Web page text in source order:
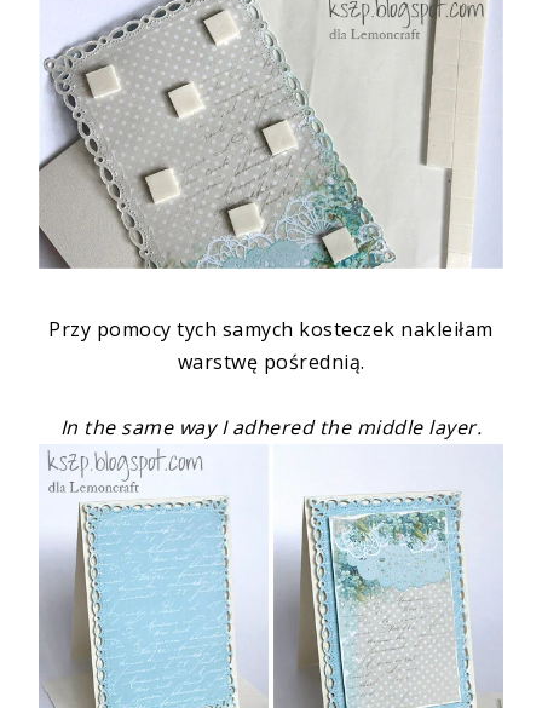
Przy pomocy tych samych kosteczek nakleiłam
warstwę pośrednią.
In the same way I adhered the middle layer.